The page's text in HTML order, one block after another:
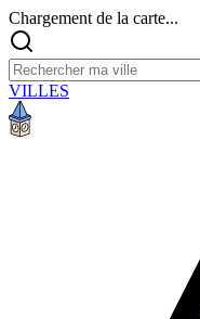
Chargement de la carte...
VILLES